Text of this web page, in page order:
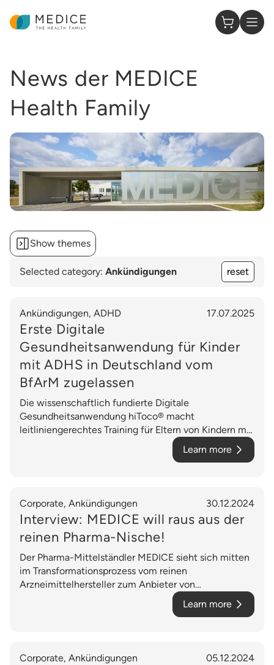
Homepage
0 Items in
News der MEDICE
Health Family
Hide themes
Ankündigungen
Mentale Gesundheit
ADHS
Podcast
Nierenheilkunde
Frauengesundheit
Hautgesundheit
Erkältung
Show themes
Selected category: Ankündigungen reset
Ankündigungen, ADHD 17.07.2025
Erste Digitale
Gesundheitsanwendung für Kinder
mit ADHS in Deutschland vom
BfArM zugelassen
Die wissenschaftlich fundierte Digitale
Gesundheitsanwendung hiToco® macht
leitliniengerechtes Training für Eltern von Kindern mit
ADHS endlich flächendeckend möglich.
Learn more
Corporate, Ankündigungen 30.12.2024
Interview: MEDICE will raus aus der
reinen Pharma-Nische!
Der Pharma-Mittelständler MEDICE sieht sich mitten
im Transformationsprozess vom reinen
Arzneimittelhersteller zum Anbieter von
Learn more
Corporate, Ankündigungen 05.12.2024